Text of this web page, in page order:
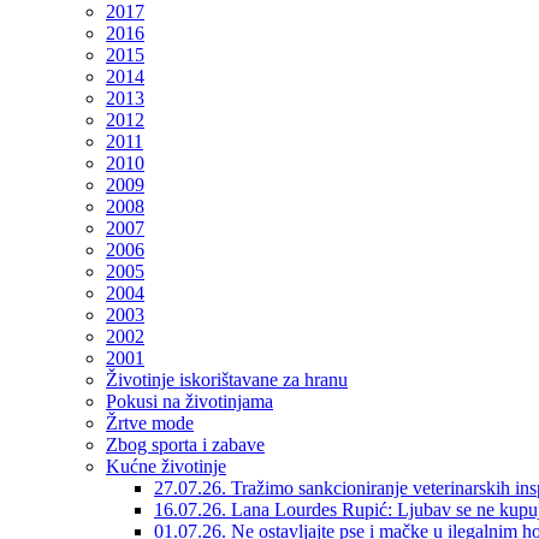
2017
2016
2015
2014
2013
2012
2011
2010
2009
2008
2007
2006
2005
2004
2003
2002
2001
Životinje iskorištavane za hranu
Pokusi na životinjama
Žrtve mode
Zbog sporta i zabave
Kućne životinje
27.07.26. Tražimo sankcioniranje veterinarskih
16.07.26. Lana Lourdes Rupić: Ljubav se ne
01.07.26. Ne ostavljajte pse i mačke u ilegalnim